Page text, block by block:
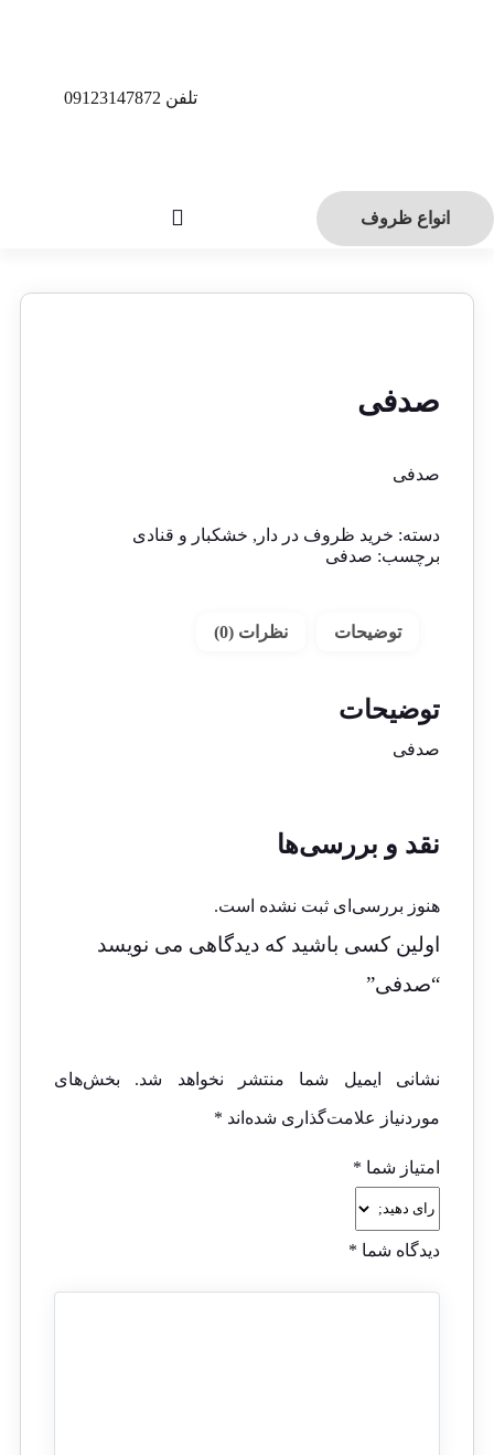
تلفن 09123147872
انواع ظروف
صدفی
صدفی
دسته: خرید ظروف در دار , خشکبار و قنادی
برچسب: صدفی
توضیحات نظرات (0)
توضیحات
صدفی
نقد و بررسی‌ها
هنوز بررسی‌ای ثبت نشده است.
اولین کسی باشید که دیدگاهی می نویسد
“صدفی”
نشانی ایمیل شما منتشر نخواهد شد. بخش‌های
موردنیاز علامت‌گذاری شده‌اند *
امتیاز شما *
دیدگاه شما *